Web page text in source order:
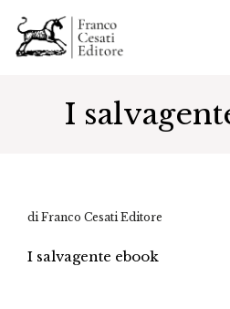
I
di Franco Cesati Editore
I salvagente ebook